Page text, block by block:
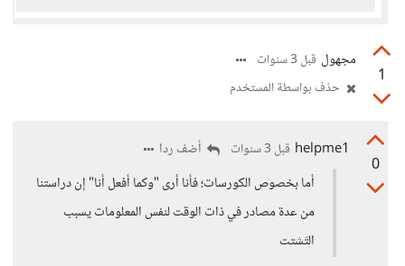
1
مجهول قبل 3 سنوات
حذف بواسطة المستخدم
0
helpme1 قبل 3 سنوات
أضف ردا
أما بخصوص الكورسات؛ فأنا أرى "وكما أفعل أنا" إن دراستنا
من عدة مصادر في ذات الوقت لنفس المعلومات يسبب
التَشتت